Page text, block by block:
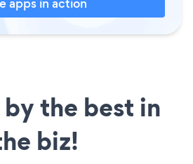
the best in
biz!